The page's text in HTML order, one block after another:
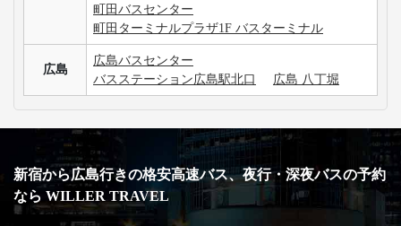
町田バスセンター
町田ターミナルプラザ1F バスターミナル
広島
広島バスセンター
バスステーション広島駅北口
広島 八丁堀
新宿から広島行きの格安高速バス、夜行・深夜バスの予約
なら WILLER TRAVEL